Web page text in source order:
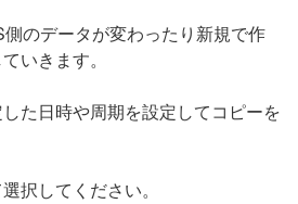
のデータが変わったり新規で作
いきます。
た日時や周期を設定してコピーを
択してください。